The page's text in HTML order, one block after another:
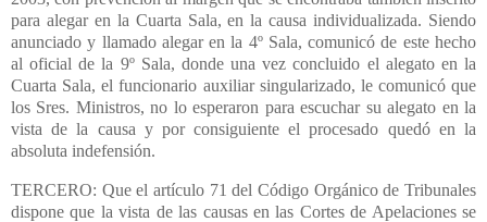
para alegar en la Cuarta Sala, en la causa individualizada. Siendo
anunciado y llamado alegar en la 4º Sala, comunicó de este hecho
al oficial de la 9º Sala, donde una vez concluido el alegato en la
Cuarta Sala, el funcionario auxiliar singularizado, le comunicó que
los Sres. Ministros, no lo esperaron para escuchar su alegato en la
vista de la causa y por consiguiente el procesado quedó en la
absoluta indefensión.
TERCERO: Que el artículo 71 del Código Orgánico de Tribunales
dispone que la vista de las causas en las Cortes de Apelaciones se